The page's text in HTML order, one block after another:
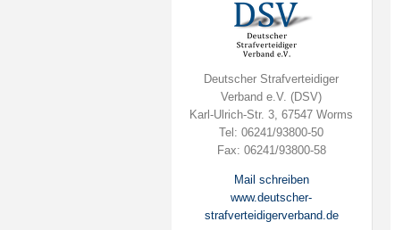
Deutscher Strafverteidiger
Verband e.V. (DSV)
Karl-Ulrich-Str. 3, 67547 Worms
Tel: 06241/93800-50
Fax: 06241/93800-58
Mail schreiben
www.deutscher-
strafverteidigerverband.de